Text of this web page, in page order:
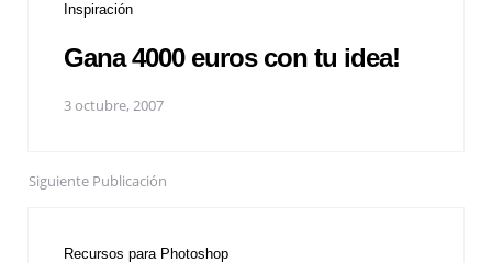
Inspiración
Gana 4000 euros con tu idea!
3 octubre, 2007
Siguiente Publicación
Recursos para Photoshop